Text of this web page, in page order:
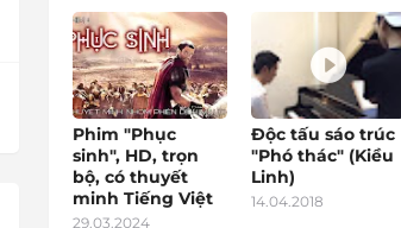
Phim "Phục
sinh", HD, trọn
bộ, có thuyết
minh Tiếng Việt
29.03.2024
Độc tấu sáo trúc
"Phó thác" (Kiều
Linh)
14.04.2018